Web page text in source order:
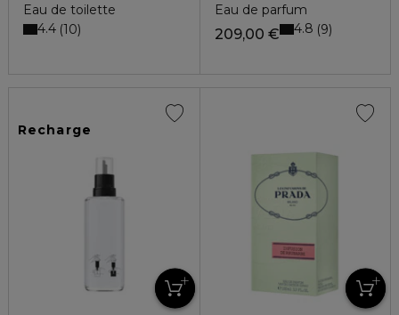
Eau de toilette
4.4 10
Eau de parfum
209,00 € 4.8 9
Recharge